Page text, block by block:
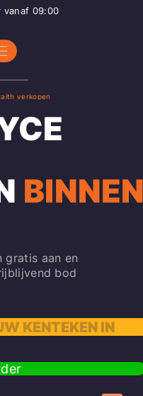
vanaf 09:00
verkopen
gratis aan en
bod